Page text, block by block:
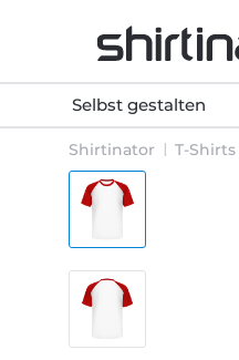
Selbst gestalten
Shirtinator T-Shirts